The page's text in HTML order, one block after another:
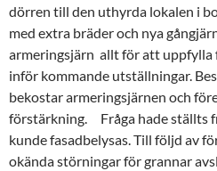
dörren till den uthyrda lokalen i
med extra bräder och nya
armeringsjärn  allt för att
inför kommande utställningar.
bekostar armeringsjärnen och
förstärkning. Fråga hade ställts
kunde fasadbelysas. Till följd av
okända störningar för grannar